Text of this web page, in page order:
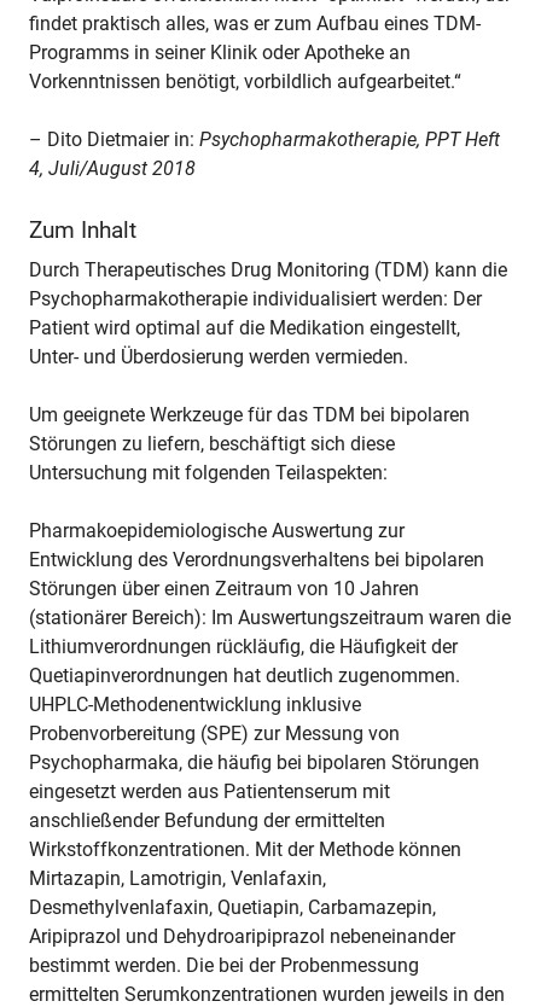
findet praktisch alles, was er zum Aufbau eines TDM-
Programms in seiner Klinik oder Apotheke an
Vorkenntnissen benötigt, vorbildlich aufgearbeitet.“
– Dito Dietmaier in: Psychopharmakotherapie, PPT Heft
4, Juli/August 2018
Zum Inhalt
Durch Therapeutisches Drug Monitoring (TDM) kann die
Psychopharmakotherapie individualisiert werden: Der
Patient wird optimal auf die Medikation eingestellt,
Unter- und Überdosierung werden vermieden.
Um geeignete Werkzeuge für das TDM bei bipolaren
Störungen zu liefern, beschäftigt sich diese
Untersuchung mit folgenden Teilaspekten:
Pharmakoepidemiologische Auswertung zur
Entwicklung des Verordnungsverhaltens bei bipolaren
Störungen über einen Zeitraum von 10 Jahren
(stationärer Bereich): Im Auswertungszeitraum waren die
Lithiumverordnungen rückläufig, die Häufigkeit der
Quetiapinverordnungen hat deutlich zugenommen.
UHPLC-Methodenentwicklung inklusive
Probenvorbereitung (SPE) zur Messung von
Psychopharmaka, die häufig bei bipolaren Störungen
eingesetzt werden aus Patientenserum mit
anschließender Befundung der ermittelten
Wirkstoffkonzentrationen. Mit der Methode können
Mirtazapin, Lamotrigin, Venlafaxin,
Desmethylvenlafaxin, Quetiapin, Carbamazepin,
Aripiprazol und Dehydroaripiprazol nebeneinander
bestimmt werden. Die bei der Probenmessung
ermittelten Serumkonzentrationen wurden jeweils in den